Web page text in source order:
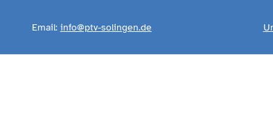
Email: info@ptv-solingen.de